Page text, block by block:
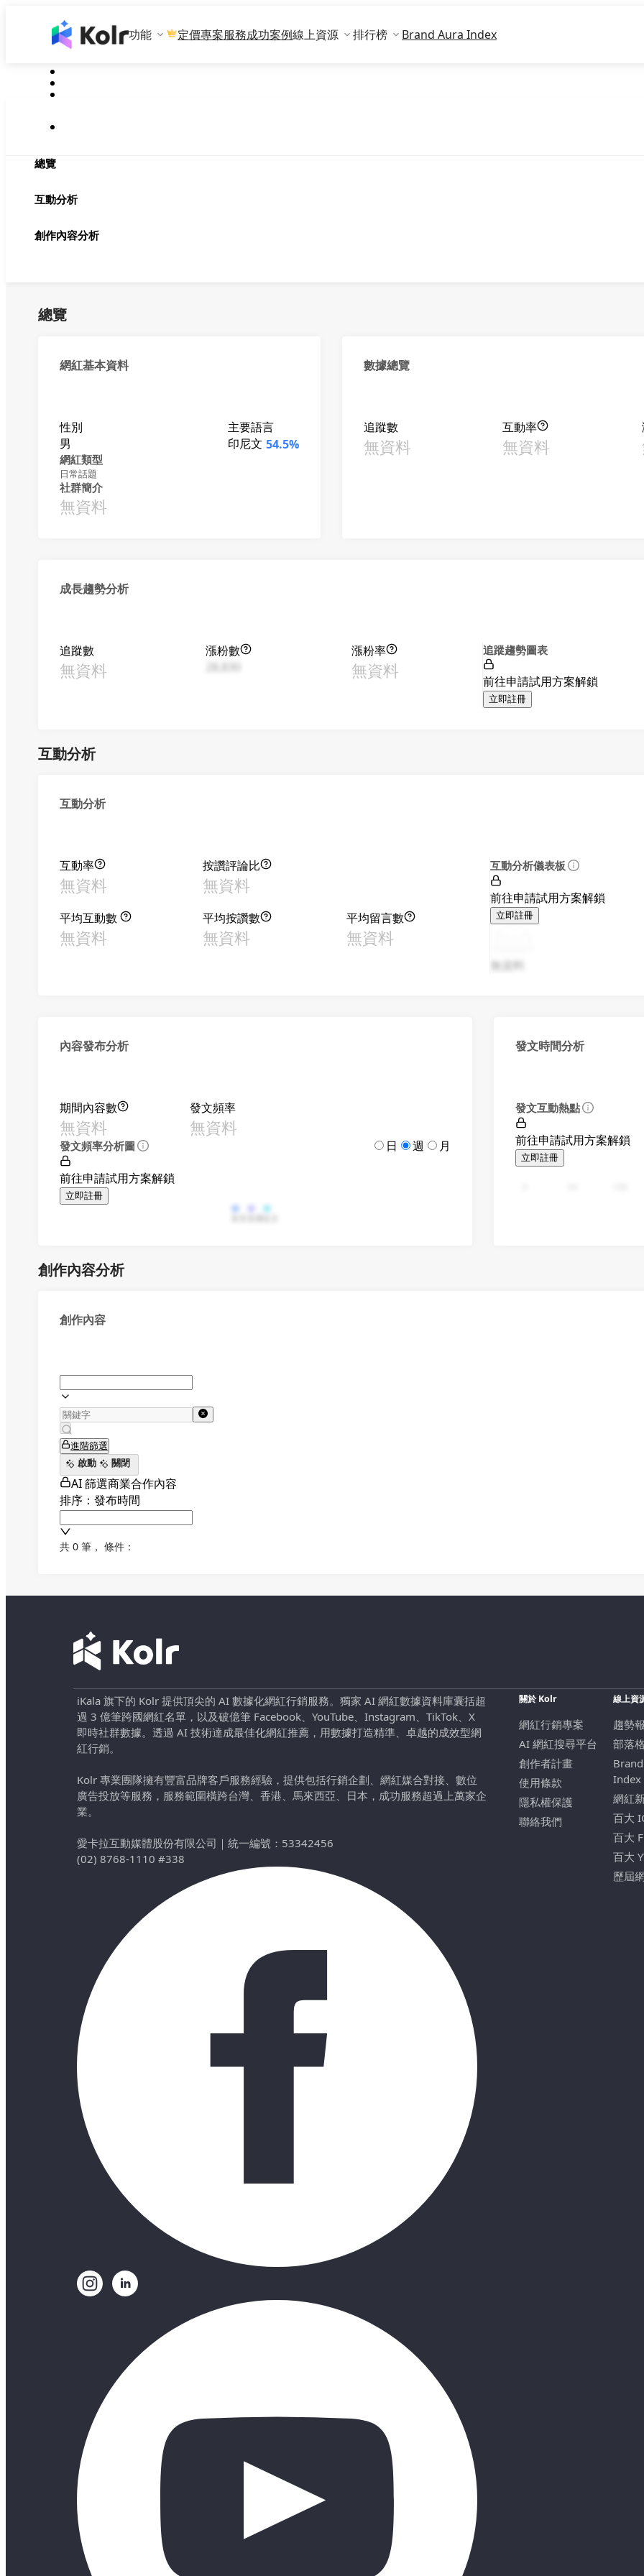
功能 定價專案服務成功案例線上資源 排行榜 Brand Aura Index
總覽
互動分析
創作內容分析
總覽
網紅基本資料
性別
男
主要語言
印尼文 54.5%
網紅類型
日常話題
社群簡介
無資料
數據總覽
追蹤數
無資料
互動率
無資料
成長趨勢分析
追蹤數
無資料
漲粉數
漲粉率
無資料
追蹤趨勢圖表
前往申請試用方案解鎖
立即註冊
互動分析
互動分析
互動率
無資料
按讚評論比
無資料
平均互動數
無資料
平均按讚數
無資料
平均留言數
無資料
互動分析儀表板
前往申請試用方案解鎖
立即註冊
無資料
內容發布分析
期間內容數
無資料
發文頻率
無資料
發文頻率分析圖 日 週 月
前往申請試用方案解鎖
立即註冊
發文時間分析
發文互動熱點
前往申請試用方案解鎖
立即註冊
創作內容分析
創作內容
進階篩選
啟動
關閉
AI 篩選商業合作內容
排序：發布時間
共 0 筆 ， 條件：
iKala 旗下的 Kolr 提供頂尖的 AI 數據化網紅行銷服務。獨家 AI 網紅數據資料庫囊括超
過 3 億筆跨國網紅名單，以及破億筆 Facebook、YouTube、Instagram、TikTok、X
即時社群數據。透過 AI 技術達成最佳化網紅推薦，用數據打造精準、卓越的成效型網
紅行銷。
Kolr 專業團隊擁有豐富品牌客戶服務經驗，提供包括行銷企劃、網紅媒合對接、數位
廣告投放等服務，服務範圍橫跨台灣、香港、馬來西亞、日本，成功服務超過上萬家企
業。
愛卡拉互動媒體股份有限公司 ｜ 統一編號：53342456
(02) 8768-1110 #338
關於 Kolr
網紅行銷專案
AI 網紅搜尋平台
創作者計畫
使用條款
隱私權保護
聯絡我們
線上資
趨勢
部落格
Index
網紅
百大
百大
百大
歷屆